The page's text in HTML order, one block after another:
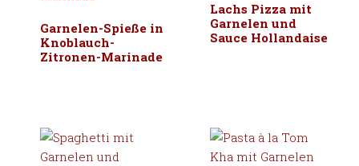
Garnelen-Spieße in
Knoblauch-
Zitronen-Marinade
Lachs Pizza mit
Garnelen und
Sauce Hollandaise